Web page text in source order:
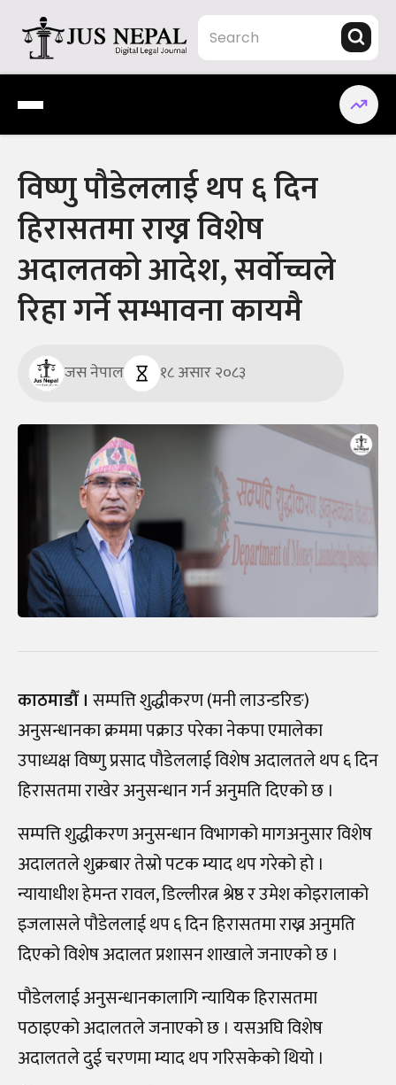
content
Jus Nepal | www.jusnepal.com
Digital Legal Journal
विष्णु पौडेललाई थप ६ दिन
हिरासतमा राख्न विशेष
अदालतको आदेश, सर्वोच्चले
रिहा गर्ने सम्भावना कायमै
जस नेपाल १८ असार २०८३
काठमाडौँ । सम्पत्ति शुद्धीकरण (मनी लाउन्डरिङ)
अनुसन्धानका क्रममा पक्राउ परेका नेकपा एमालेका
उपाध्यक्ष विष्णु प्रसाद पौडेललाई विशेष अदालतले थप ६ दिन
हिरासतमा राखेर अनुसन्धान गर्न अनुमति दिएको छ ।
सम्पत्ति शुद्धीकरण अनुसन्धान विभागको मागअनुसार विशेष
अदालतले शुक्रबार तेस्रो पटक म्याद थप गरेको हो ।
न्यायाधीश हेमन्त रावल, डिल्लीरत्न श्रेष्ठ र उमेश कोइरालाको
इजलासले पौडेललाई थप ६ दिन हिरासतमा राख्न अनुमति
दिएको विशेष अदालत प्रशासन शाखाले जनाएको छ ।
पौडेललाई अनुसन्धानकालागि न्यायिक हिरासतमा
पठाइएको अदालतले जनाएको छ । यसअघि विशेष
अदालतले दुई चरणमा म्याद थप गरिसकेको थियो ।